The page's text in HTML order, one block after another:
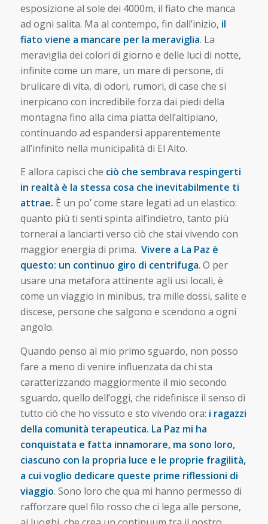
esposizione al sole dei 4000m, il fiato che manca
ad ogni salita. Ma al contempo, fin dall’inizio, il
fiato viene a mancare per la meraviglia. La
meraviglia dei colori di giorno e delle luci di notte,
infinite come un mare, un mare di persone, di
brulicare di vita, di odori, rumori, di case che si
inerpicano con incredibile forza dai piedi della
montagna fino alla cima piatta dell’altipiano,
continuando ad espandersi apparentemente
all’infinito nella municipalità di El Alto.
E allora capisci che ciò che sembrava respingerti
in realtà è la stessa cosa che inevitabilmente ti
attrae. È un po’ come stare legati ad un elastico:
quanto più ti senti spinta all’indietro, tanto più
tornerai a lanciarti verso ciò che stai vivendo con
maggior energia di prima. Vivere a La Paz è
questo: un continuo giro di centrifuga. O per
usare una metafora attinente agli usi locali, è
come un viaggio in minibus, tra mille dossi, salite e
discese, persone che salgono e scendono a ogni
angolo.
Quando penso al mio primo sguardo, non posso
fare a meno di venire influenzata da chi sta
caratterizzando maggiormente il mio secondo
sguardo, quello dell’oggi, che ridefinisce il senso di
tutto ciò che ho vissuto e sto vivendo ora: i ragazzi
della comunità terapeutica. La Paz mi ha
conquistata e fatta innamorare, ma sono loro,
ciascuno con la propria luce e le proprie fragilità,
a cui voglio dedicare queste prime riflessioni di
viaggio. Sono loro che qua mi hanno permesso di
rafforzare quel filo rosso che ci lega alle persone,